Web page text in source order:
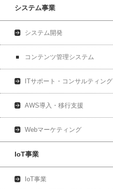
システム事業
システム開発
コンテンツ管理システム
ITサポート・コンサルティング
AWS導入・移行支援
Webマーケティング
IoT事業
IoT事業